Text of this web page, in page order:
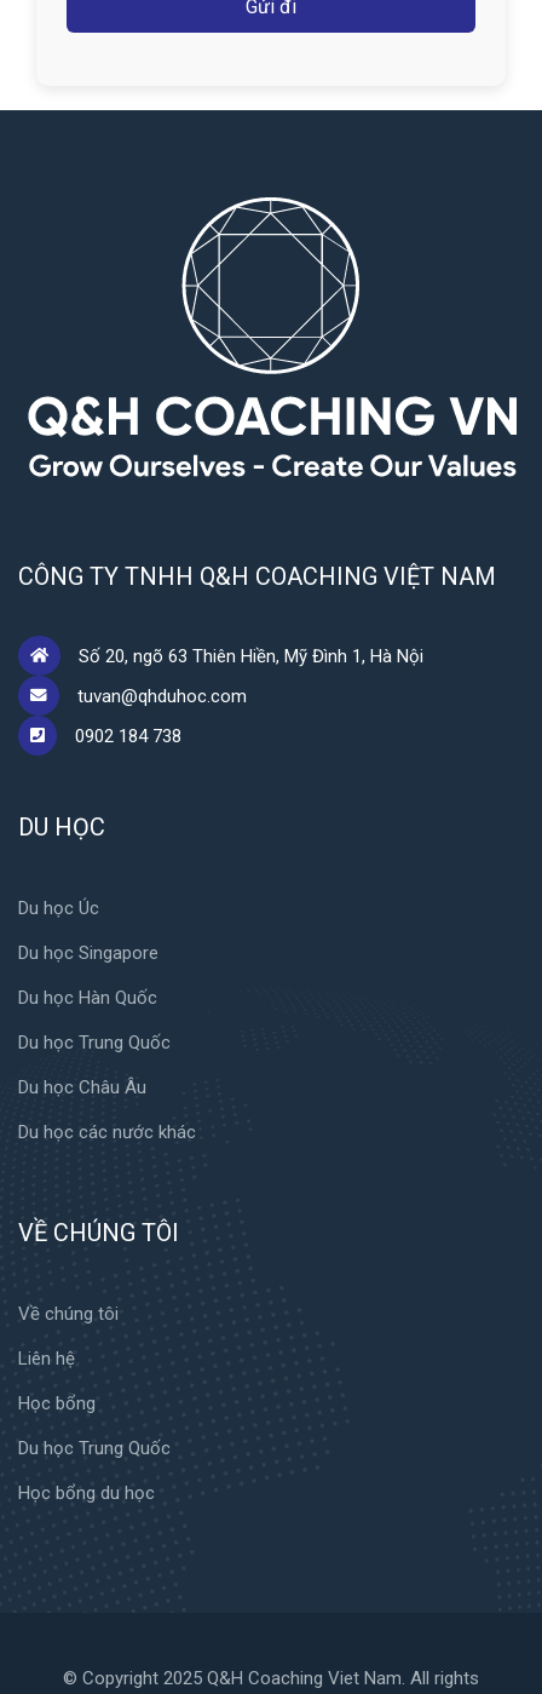
CÔNG TY TNHH Q&H COACHING VIỆT NAM
Số 20, ngõ 63 Thiên Hiền, Mỹ Đình 1, Hà Nội
tuvan@qhduhoc.com
0902 184 738
DU HỌC
Du học Úc
Du học Singapore
Du học Hàn Quốc
Du học Trung Quốc
Du học Châu Âu
Du học các nước khác
VỀ CHÚNG TÔI
Về chúng tôi
Liên hệ
Học bổng
Du học Trung Quốc
Học bổng du học
© Copyright 2025 Q&H Coaching Viet Nam. All rights